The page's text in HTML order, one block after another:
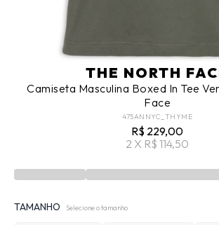
THE NORTH
Camiseta Masculina Boxed In Tee
Face
475ANNYC_THYME
R$ 229,00
2 X R$ 114,50
TAMANHO Selecione o tamanho